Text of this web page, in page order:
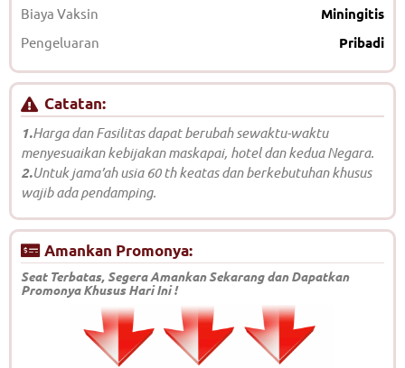
Biaya Vaksin Miningitis
Pengeluaran Pribadi
Catatan:
1.Harga dan Fasilitas dapat berubah sewaktu-waktu
menyesuaikan kebijakan maskapai, hotel dan kedua Negara.
2.Untuk jama’ah usia 60 th keatas dan berkebutuhan khusus
wajib ada pendamping.
Amankan Promonya:
Seat Terbatas, Segera Amankan Sekarang dan Dapatkan
Promonya Khusus Hari Ini !